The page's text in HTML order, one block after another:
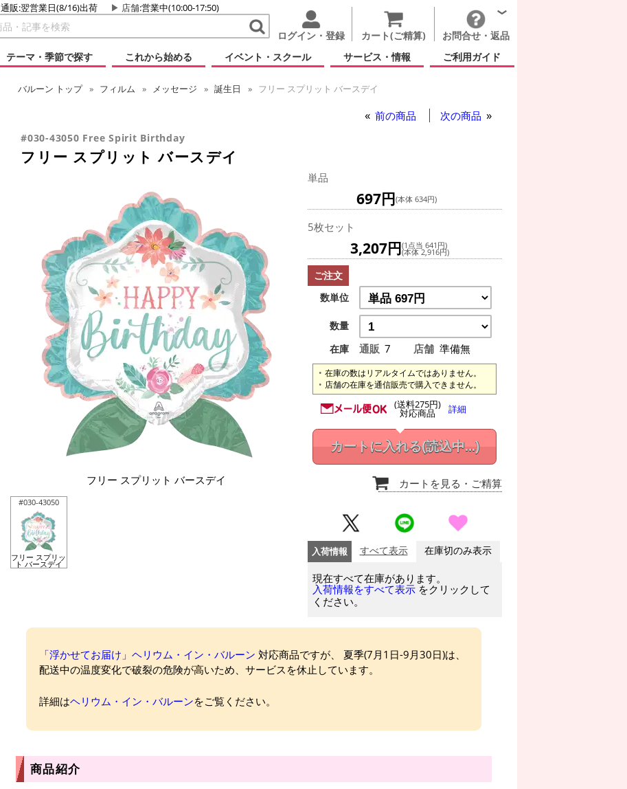
通販:翌営業日(8/16)出荷 店舗:営業中(10:00-17:50)
ログイン・登録 カート(ご精算)
お問合せ・返品
テーマ・季節で探す
これから始める イベント・スクール サービス・情報 ご利用ガイド
バルーン トップ フィルム メッセージ 誕生日 フリー スプリット バースデイ
前の商品 次の商品
#030-43050 Free Spirit Birthday
フリー スプリット バースデイ
フリー スプリット バースデイ
#030-43050
フリー スプリッ
ト バースデイ
単品
697円(本体 634円)
5枚セット
3,207円(1点当 641円)
(本体 2,916円)
ご注文
数単位
数量
在庫
通販 7 店舗 準備無
在庫の数はリアルタイムではありません。
店舗の在庫を通信販売で購入できません。
(送料275円)
対応商品 詳細
カートに入れる(読込中...)
カートを見る ・ご精算
入荷情報 すべて表示 在庫切のみ表示
現在すべて在庫があります。
入荷情報をすべて表示 をクリックして
ください。
「浮かせてお届け」ヘリウム・イン・バルーン 対応商品ですが、 夏季(7月1日-9月30日)は、
配送中の温度変化で破裂の危険が高いため、サービスを休止しています。
詳細はヘリウム・イン・バルーンをご覧ください。
商品紹介